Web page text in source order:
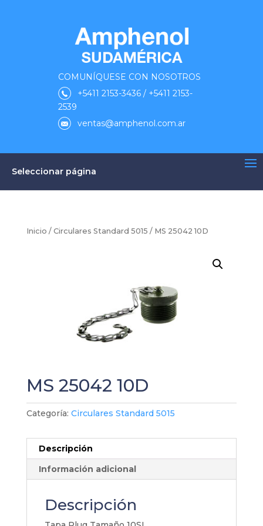
COMUNÍQUESE CON NOSOTROS
+5411 2153-3436 / +5411 2153-
2539
ventas@amphenol.com.ar
Seleccionar página
Inicio / Circulares Standard 5015 / MS 25042 10D
MS 25042 10D
Categoría: Circulares Standard 5015
Descripción
Información adicional
Descripción